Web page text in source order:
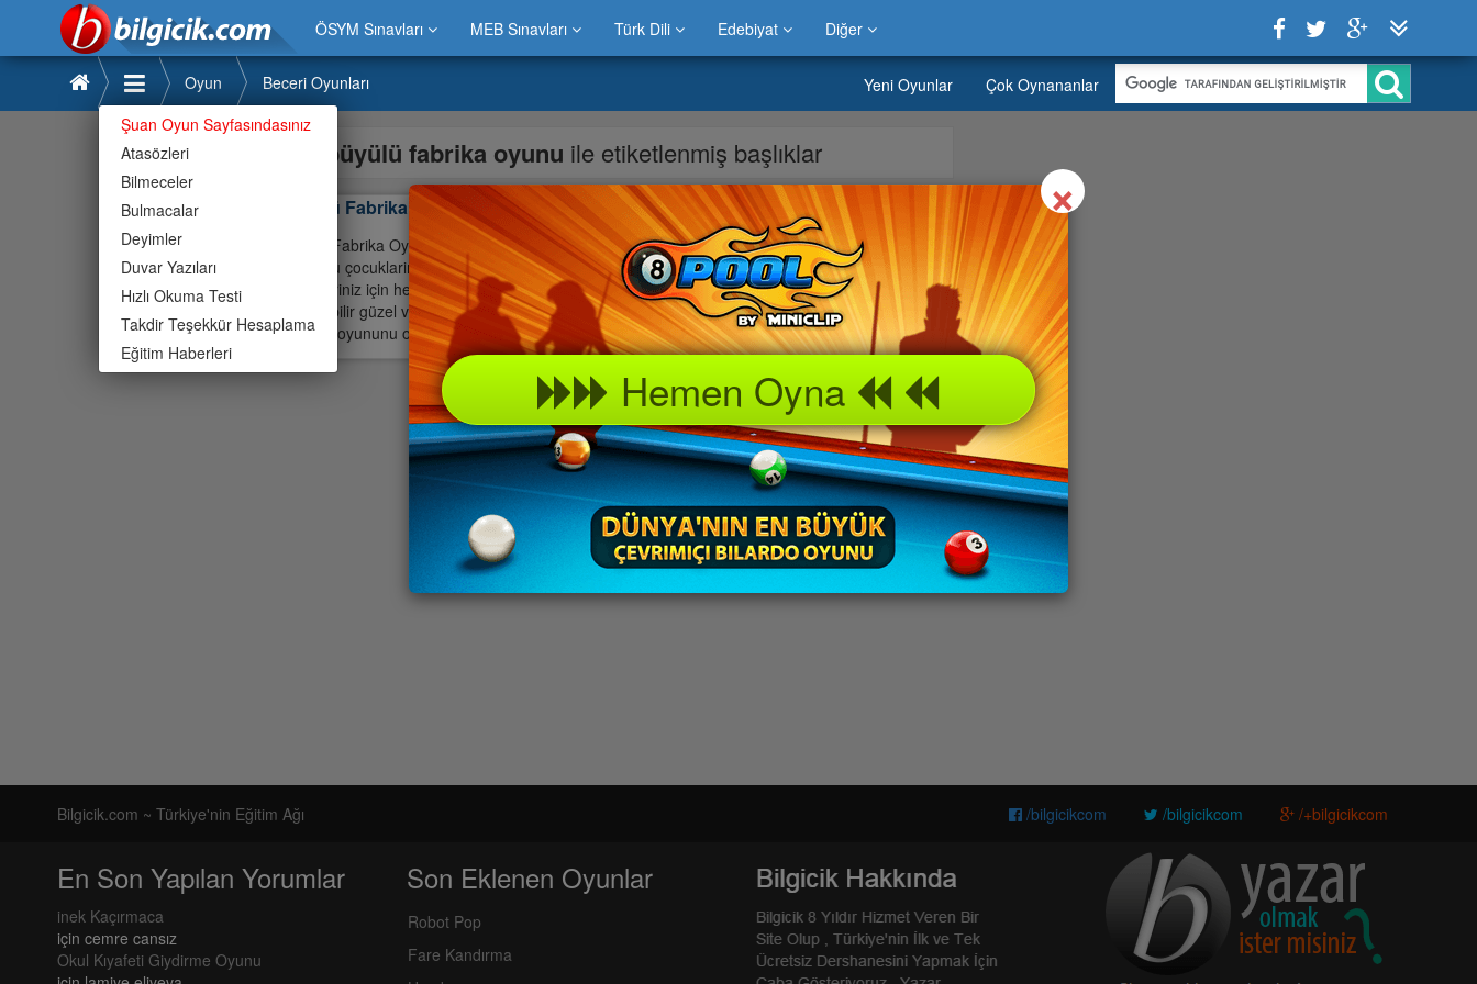
ÖSYM Sınavları MEB Sınavları Türk Dili Edebiyat Diğer
Şuan Oyun Sayfasındasınız
Atasözleri
Bilmeceler
Bulmacalar
Deyimler
Duvar Yazıları
Hızlı Okuma Testi
Takdir Teşekkür Hesaplama
Eğitim Haberleri
Oyun Beceri Oyunları Yeni Oyunlar Çok Oynananlar
büyülü fabrika oyunu ile etiketlenmiş başlıklar
Büyülü Fabrika Oyunu
Büyülü Fabrika Oyunu çocuklar için Büyülü Fabrika Oyunu süper eglenceli Büyülü Fabrika
oyununu çocuklarinizla ve aileniz ile rahatca oynayabilirsiniz Büyülü Fabrika kiz ve erkek
çocuklariniz için her yasa uygun oyunlar Büyülü Fabrika Oyununu arkadaslarinizla toplanarak
oynayabilir güzel vakit geçirebilirsiniz. Büyülü Fabrika oyunlari, Büyülü Fabrika oyunu, Büyülü
Fabrika oyununu oyna,
Bilgicik.com ~ Türkiye'nin Eğitim Ağı /bilgicikcom /bilgicikcom /+bilgicikcom
En Son Yapılan Yorumlar
inek Kaçırmaca
için cemre cansız
Okul Kıyafeti Giydirme Oyunu
Son Eklenen Oyunlar
Robot Pop
Fare Kandırma
×Close
Hemen Oyna